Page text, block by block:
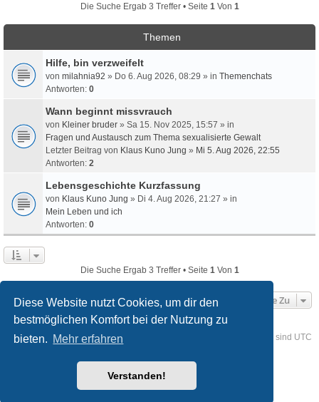
Diese Website nutzt Cookies, um dir den
bestmöglichen Komfort bei der Nutzung zu
bieten. Mehr erfahren
Verstanden!
Die Suche Ergab 3 Treffer • Seite 1 Von 1
Themen
Hilfe, bin verzweifelt
von milahnia92 » Do 6. Aug 2026, 08:29 » in Themenchats
Antworten: 0
Wann beginnt missvrauch
von Kleiner bruder » Sa 15. Nov 2025, 15:57 » in
Fragen und Austausch zum Thema sexualisierte Gewalt
Letzter Beitrag von Klaus Kuno Jung » Mi 5. Aug 2026, 22:55
Antworten: 2
Lebensgeschichte Kurzfassung
von Klaus Kuno Jung » Di 4. Aug 2026, 21:27 » in
Mein Leben und ich
Antworten: 0
Die Suche Ergab 3 Treffer • Seite 1 Von 1
Gehe Zu
Foren-Übersicht Kontakt Alle Zeiten sind UTC
® Forum Software © phpBB Limited
phpBB.de
created by INVENTEA & v12mike